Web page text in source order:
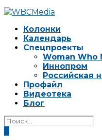
Колонки
Календарь
Спецпроекты
Woman Who
Иннопром
Российская
Профайл
Видеотека
Блог